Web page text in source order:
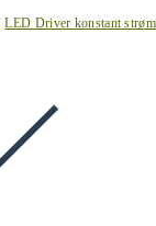
LED Driver konstant strøm